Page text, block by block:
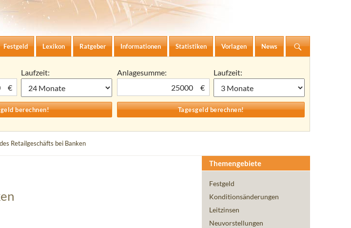
Festgeld Lexikon Ratgeber Informationen Statistiken Vorlagen News
€
Laufzeit:
Anlagesumme:
€
Laufzeit:
Retailgeschäfts bei Banken
Themengebiete
Festgeld
Konditionsänderungen
Leitzinsen
Neuvorstellungen